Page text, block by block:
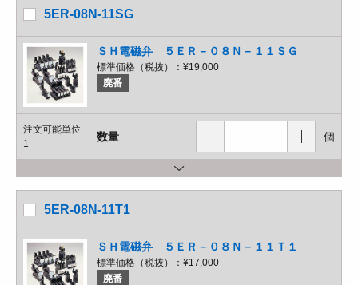
5ER-08N-11SG
ＳＨ電磁弁 ５ＥＲ－０８Ｎ－１１ＳＧ
標準価格（税抜）： ¥19,000
廃番
注文可能単位
1
数量 個
5ER-08N-11T1
ＳＨ電磁弁 ５ＥＲ－０８Ｎ－１１Ｔ１
標準価格（税抜）： ¥17,000
廃番